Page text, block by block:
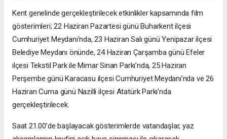
Kent genelinde gerçekleştirilecek etkinlikler kapsamında film
gösterimleri; 22 Haziran Pazartesi günü Buharkent ilçesi
Cumhuriyet Meydanı’nda, 23 Haziran Salı günü Yenipazar ilçesi
Belediye Meydanı önünde, 24 Haziran Çarşamba günü Efeler
ilçesi Tekstil Park ile Mimar Sinan Parkı’nda, 25 Haziran
Perşembe günü Karacasu ilçesi Cumhuriyet Meydanı’nda ve 26
Haziran Cuma günü Nazilli ilçesi Atatürk Parkı’nda
gerçekleştirilecek.
Saat 21.00’de başlayacak gösterimlerde vatandaşlar, yaz